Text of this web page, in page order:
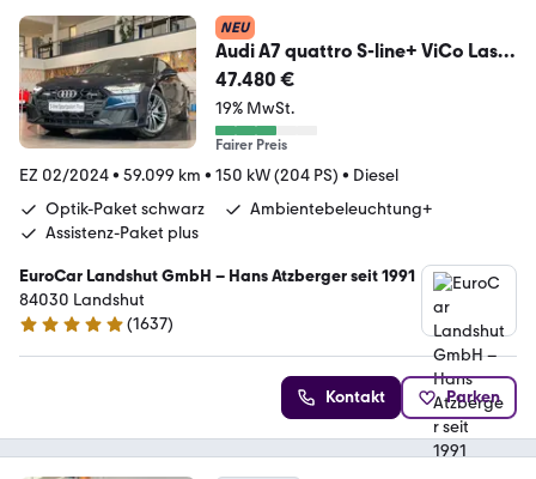
NEU
Audi A7 quattro S-line+ ViCo Laser
Pano HUD AHK ACC
47.480 €
19% MwSt.
Fairer Preis
EZ 02/2024• 59.099 km • 150 kW (204 PS) • Diesel
Optik-Paket schwarz
Ambientebeleuchtung+
Assistenz-Paket plus
EuroCar Landshut GmbH – Hans Atzberger seit 1991
84030 Landshut
4.9 Sterne
(1637)
Kontakt Parken